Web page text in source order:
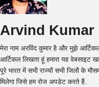
Arvind Kumar
मेरा नाम अरविंद कुमार है और मुझे
आर्टिकल लिखता हूं हमारा यह वेबसाइट
पूरे भारत में सभी राज्यों सभी जिलों के
मिलेगा जिसे हम रोज अपडेट करते हैं.